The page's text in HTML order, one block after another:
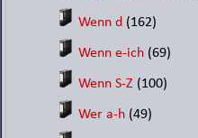
Wenn d (162)
Wenn e-ich (69)
Wenn S-Z (100)
Wer a-h (49)